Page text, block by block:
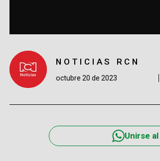
NOTICIAS RCN
octubre 20 de 2023
Unirse